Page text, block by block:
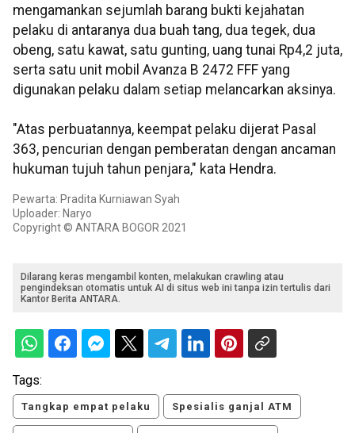
mengamankan sejumlah barang bukti kejahatan
pelaku di antaranya dua buah tang, dua tegek, dua
obeng, satu kawat, satu gunting, uang tunai Rp4,2 juta,
serta satu unit mobil Avanza B 2472 FFF yang
digunakan pelaku dalam setiap melancarkan aksinya.
"Atas perbuatannya, keempat pelaku dijerat Pasal
363, pencurian dengan pemberatan dengan ancaman
hukuman tujuh tahun penjara," kata Hendra.
Pewarta: Pradita Kurniawan Syah
Uploader: Naryo
Copyright © ANTARA BOGOR 2021
Dilarang keras mengambil konten, melakukan crawling atau
pengindeksan otomatis untuk AI di situs web ini tanpa izin tertulis dari
Kantor Berita ANTARA.
Tags:
Tangkap empat pelaku Spesialis ganjal ATM